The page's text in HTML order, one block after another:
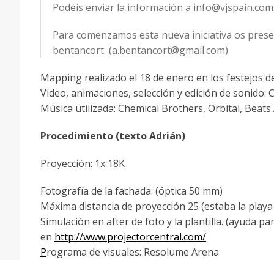
Podéis enviar la información a info@vjspain.com.
Para comenzamos esta nueva iniciativa os
bentancort (a.bentancort@gmail.com)
Mapping realizado el 18 de enero en los festejos
Video, animaciones, selección y edición de sonido:
Música utilizada: Chemical Brothers, Orbital, Beats
Procedimiento (texto Adrián)
Proyección: 1x 18K
Fotografía de la fachada: (óptica 50 mm)
Máxima distancia de proyección 25 (estaba la
Simulación en after de foto y la plantilla. (ayuda
en http://www.projectorcentral.com/
Programa de visuales: Resolume Arena